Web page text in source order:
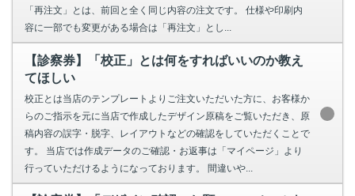
「再注文」とは、前回と全く同じ内容の注文です。 仕様や印刷内
容に一部でも変更がある場合は「再注文」とし...
【診察券】「校正」とは何をすればいいのか教え
てほしい
校正とは当店のテンプレートよりご注文いただいた方に、お客様か
らのご指示を元に当店で作成したデザイン原稿をご覧いただき、原
稿内容の誤字・脱字、レイアウトなどの確認をしていただくことで
す。 当店では作成データのご確認・お返事は「マイページ」より
行っていただけるようになっております。 間違いや...